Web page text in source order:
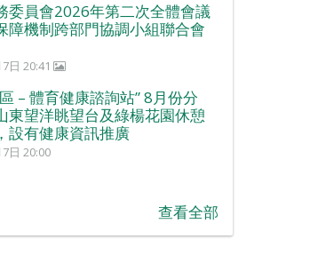
委員會2026年第二次全體會議
障機制跨部門協調小組聯合會
日 20:41
– 體育健康諮詢站” 8月份分
東望洋眺望台及綠楊花園休憩
設有健康資訊推廣
日 20:00
查看全部